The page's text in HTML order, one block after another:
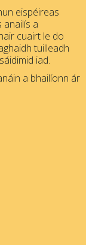
eispéireas
a
cuairt le do
tuilleadh
iad.
a bhailíonn ár